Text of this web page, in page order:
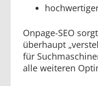
Onpage-SEO
überhaupt
für
alle weiteren